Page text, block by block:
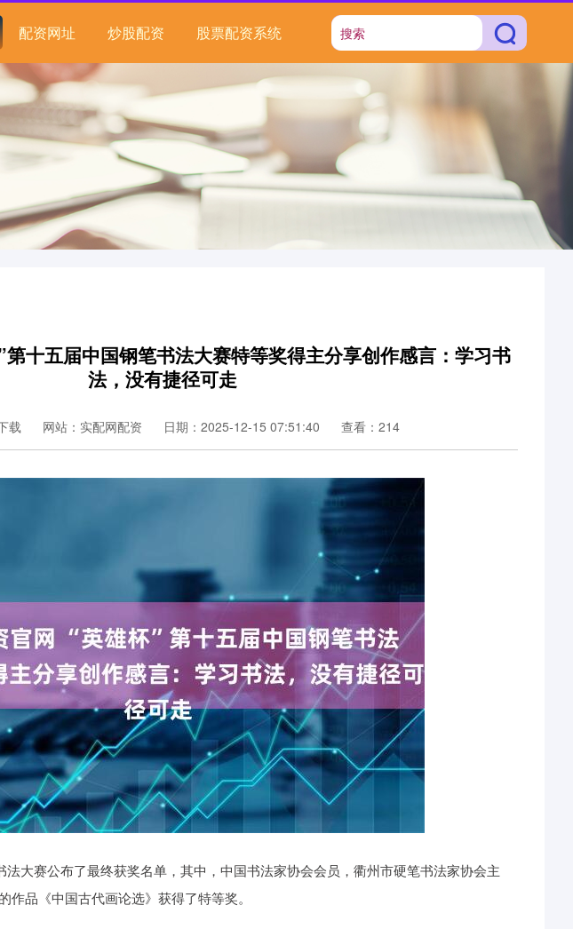
配资网址 炒股配资 股票配资系统
十五届中国钢笔书法大赛特等奖得主分享创作感言：学习书
法，没有捷径可走
载 网站：实配网配资 日期：2025-12-15 07:51:40 查看：214
法大赛公布了最终获奖名单，其中，中国书法家协会会员，衢州市硬笔书法家协会主
作品《中国古代画论选》获得了特等奖。